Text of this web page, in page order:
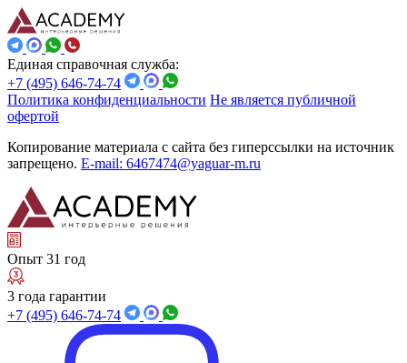
Единая справочная служба:
+7 (495) 646-74-74
Политика конфиденциальности Не является публичной
офертой
Копирование материала с сайта без гиперссылки на источник
запрещено. E-mail: 6467474@yaguar-m.ru
Опыт 31 год
3 года гарантии
+7 (495) 646-74-74